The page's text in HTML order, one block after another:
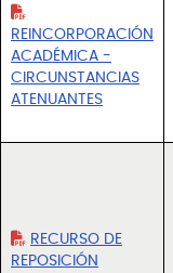
REINCORPORACIÓN
ACADÉMICA -
CIRCUNSTANCIAS
ATENUANTES
RECURSO DE
REPOSICIÓN